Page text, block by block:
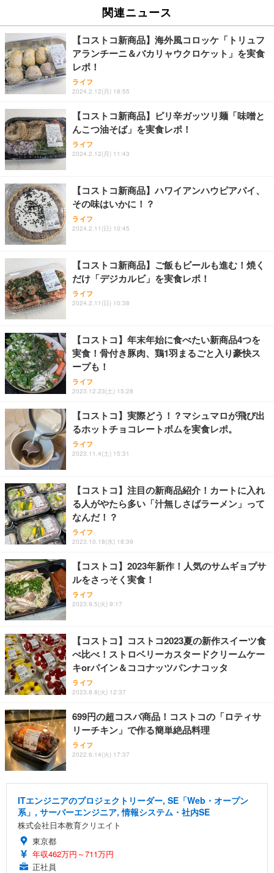
ュチェア 人間工学 疲れない ブラック
￥27,999
Sezlife オフィスチェア デスクチェア 疲れない テレ
ワーク チェア 強化バックレスト 30度ロッキング機
能 人間工学 椅子 腰サポート 90度跳ね上げ式アーム
レスト 3Dヘッドレスト ハンガー付き 高反発クッシ
務用 おしゃれ パソコンチェア (ブラック)
Sezlife オフィスチェア デスクチェア 疲れない テレ
ワーク チェア 強化バックレスト 30度ロッキング機
能 人間工学 椅子 腰サポート 90度跳ね上げ式アーム
務用 おしゃれ パソコンチェア (ホワイト)
ANDWINT オフィスチェア デスクチェア 肘なし メ
ッシュ 通気性 ランバーサポート付き 腰サポート ガ
ス圧無段階昇降 360度回転 キャスター付き コンパク
￥109,572
【純正品】27"ゲーミングモニター DualSense 充電
フック付き（CFI-ZDM1J）
￥49,979
【整備済み品】Dell E2724HS 27インチ 液晶モニタ
ー フルHD（1920×1080）VA 非光沢 HDMI/DisplayP
ort/VGA スピーカー内蔵 高さ調整 スイベル VESA対
【MiniLED/24.5inch/280Hz/FHD】GRAPHT THE S
HOOTER Gaming Monitor 24” Essential ゲーミン
グモニター QD 24.5インチ 1ms FHD 量子ドット 残
x2袋(84枚) ホワイト(吸収面:ライトブルー)
￥3,234
ネオ・ルーライフ ネオ・オムツ L 中型犬用 26枚入
り 単品
￥1,800
Smart Basic(スマートベーシック) 【Amazon.co.jp
限定】 Smart Basic アイリスオーヤマ ペットシーツ
超厚型 お徳用 ワイド 100枚入 (x 1) (ケース販売)
アイリスオーヤマ ペットシーツ 超厚型 お徳用 レギ
ュラー 200枚入【Amazon.co.jp限定】
関連ニュース
【コストコ新商品】海外風コロッケ「トリュフ
アランチーニ＆バカリャウクロケット」を実食
レポ！
ライフ
2024.2.12(月) 18:55
【コストコ新商品】ピリ辛ガッツリ麺「味噌と
んこつ油そば」を実食レポ！
ライフ
2024.2.12(月) 11:43
【コストコ新商品】ハワイアンハウピアパイ、
その味はいかに！？
ライフ
2024.2.11(日) 10:45
【コストコ新商品】ご飯もビールも進む！焼く
だけ「デジカルビ」を実食レポ！
ライフ
2024.2.11(日) 10:38
【コストコ】年末年始に食べたい新商品4つを
実食！骨付き豚肉、鶏1羽まるごと入り豪快ス
ープも！
ライフ
2023.12.23(土) 15:28
【コストコ】実際どう！？マシュマロが飛び出
るホットチョコレートボムを実食レポ。
ライフ
2023.11.4(土) 15:31
【コストコ】注目の新商品紹介！カートに入れ
る人がやたら多い「汁無しさばラーメン」って
なんだ！？
ライフ
2023.10.18(水) 18:39
【コストコ】2023年新作！人気のサムギョプサ
ルをさっそく実食！
ライフ
2023.9.5(火) 9:17
【コストコ】コストコ2023夏の新作スイーツ食
べ比べ！ストロベリーカスタードクリームケー
キorパイン＆ココナッツパンナコッタ
ライフ
2023.8.8(火) 12:37
699円の超コスパ商品！コストコの「ロティサ
リーチキン」で作る簡単絶品料理
ライフ
2022.6.14(火) 17:37
ITエンジニアのプロジェクトリーダー, SE「Web・オープン
系」, サーバーエンジニア, 情報システム・社内SE
株式会社日本教育クリエイト
東京都
年収462万円～711万円
正社員